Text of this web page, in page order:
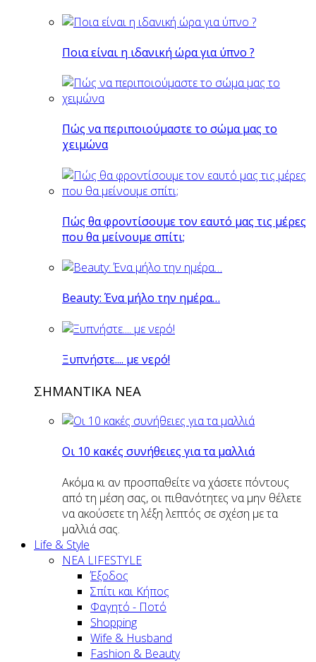
Ποια είναι η ιδανική ώρα για ύπνο ?
Πώς να περιποιούμαστε το σώμα μας το
χειμώνα
Πώς θα φροντίσουμε τον εαυτό μας τις μέρες
που θα μείνουμε σπίτι;
Beauty: Ένα μήλο την ημέρα…
Ξυπνήστε.... με νερό!
ΣΗΜΑΝΤΙΚΑ ΝΕΑ
Οι 10 κακές συνήθειες για τα μαλλιά
Ακόμα κι αν προσπαθείτε να χάσετε πόντους
από τη μέση σας, οι πιθανότητες να μην θέλετε
να ακούσετε τη λέξη λεπτός σε σχέση με τα
μαλλιά σας.
Life & Style
ΝΕΑ LIFESTYLE
Έξοδος
Σπίτι και Κήπος
Φαγητό - Ποτό
Shopping
Wife & Husband
Fashion & Beauty